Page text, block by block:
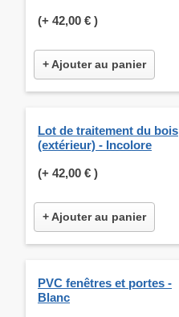
(+ 42,00 € )
+ Ajouter au panier
Lot de traitement du bois
(extérieur) - Incolore
(+ 42,00 € )
+ Ajouter au panier
PVC fenêtres et portes -
Blanc